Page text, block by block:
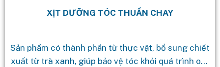
XỊT DƯỠNG TÓC THUẦN CHAY
Sản phẩm có thành phần từ thực vật, bổ sung chiết
xuất từ trà xanh, giúp bảo vệ tóc khỏi quá trình oxy